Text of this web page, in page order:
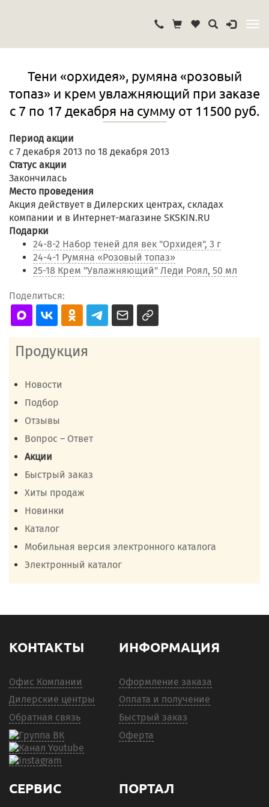
Тени «орхидея», румяна «розовый
топаз» и крем увлажняющий при заказе
с 7 по 17 декабря на сумму от 11500 руб.
Период акции
с 7 декабря 2013 по 18 декабря 2013
Статус акции
Закончилась
Место проведения
Акция действует в Дилерских центрах, складах
компании и в Интернет-магазине SKSKIN.RU
Подарки
24-8-2 Набор теней для век "Орхидея", 3 г
24-4-1 Румяна «Розовый топаз»
25-18 Крем "Увлажняющий" Леди Роял, 50 мл
Поделиться:
Продукция
Новости
Подбор
Отзывы
Вопрос – Ответ
Акции
Быстрый заказ
Хиты продаж
Новинки
Каталог
Мобильная версия электронного каталога
Электронный каталог
КОНТАКТЫ
Офис Компании
Дилерские центры
Обратная связь
ИНФОРМАЦИЯ
Оформление заказа
Оплата и получение
Быстрый заказ
Оферта
СЕРВИС ПОРТАЛ